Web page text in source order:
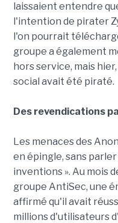
laissaient entendre
l'intention de pirater
l'on pourrait
groupe a également
hors service, mais
social avait été piraté.
Des revendications
Les menaces des
en épingle, sans
inventions ». Au mois
groupe AntiSec, une
affirmé qu'il avait
millions d'utilisateurs